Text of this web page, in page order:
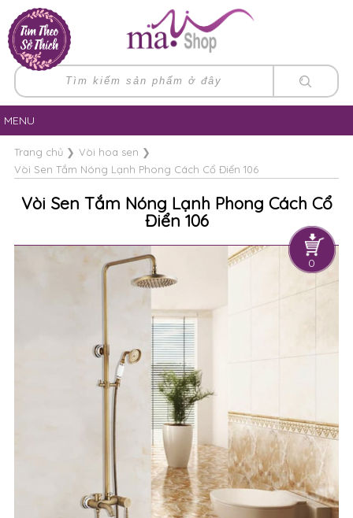
0
MENU
Trang chủ❯ Vòi hoa sen ❯
Vòi Sen Tắm Nóng Lạnh Phong Cách Cổ Điển 106
Vòi Sen Tắm Nóng Lạnh Phong Cách Cổ
Điển 106